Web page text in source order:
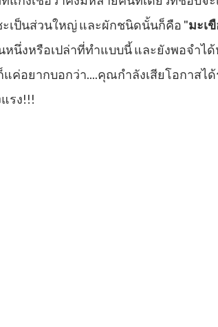
เป็นส่วนใหญ่ และผักชนิดนั้นก็คือ "มะเ
นึ่งหรือเปล่าที่ทำแบบนี้ และยังพอจำไ
แค่อยากบอกว่า....คุณกำลังเสียโอกาสไ
รง!!!